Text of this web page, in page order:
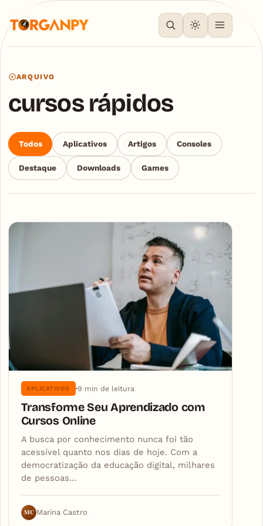
ARQUIVO
cursos rápidos
Todos Aplicativos Artigos Consoles
Destaque Downloads Games
Articles
APLICATIVOS 9 min de leitura
Transforme Seu Aprendizado com
Cursos Online
A busca por conhecimento nunca foi tão
acessível quanto nos dias de hoje. Com a
democratização da educação digital, milhares
de pessoas…
MC Marina Castro